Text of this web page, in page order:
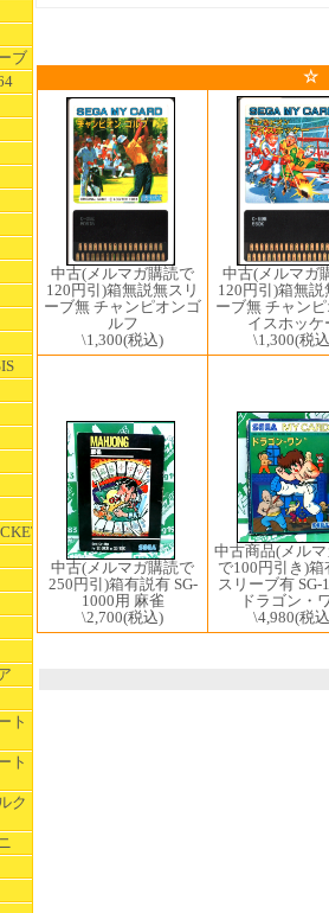
ブ
ト
ト
ク
☆
中古(メルマガ購読で
120円引)箱無説無スリ
ーブ無 チャンピオンゴ
ルフ
\1,300(税込)
中古(メルマガ
120円引)箱無説
ーブ無 チャン
イスホッケ
\1,300(税
中古(メルマガ購読で
250円引)箱有説有 SG-
1000用 麻雀
\2,700(税込)
中古商品(メル
で100円引き)箱
スリーブ有 SG-
ドラゴン・
\4,980(税